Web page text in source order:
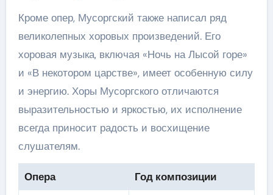
Кроме опер, Мусоргский также написал ряд
великолепных хоровых произведений. Его
хоровая музыка, включая «Ночь на Лысой горе»
и «В некотором царстве», имеет особенную силу
и энергию. Хоры Мусоргского отличаются
выразительностью и яркостью, их исполнение
всегда приносит радость и восхищение
слушателям.
Опера
Год композиции